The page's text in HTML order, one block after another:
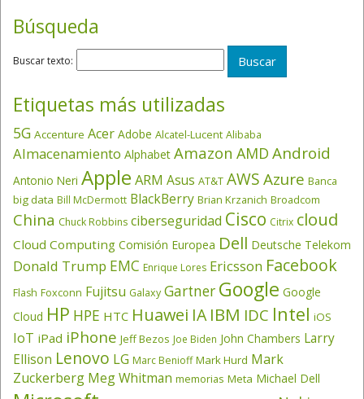
Búsqueda
Buscar texto:
Etiquetas más utilizadas
5G Accenture Acer Adobe Alcatel-Lucent Alibaba
Almacenamiento Alphabet Amazon AMD Android
Antonio Neri Apple ARM Asus AT&T AWSAzure Banca
big data Bill McDermott BlackBerry Brian Krzanich Broadcom
China Chuck Robbins ciberseguridad Cisco Citrix cloud
Cloud Computing Comisión Europea Dell Deutsche Telekom
Donald Trump EMC Enrique Lores Ericsson Facebook
Flash Foxconn Fujitsu Galaxy Gartner Google Google
Cloud HP HPE HTC Huawei IA IBM IDC Intel iOS
IoT iPad iPhone Jeff Bezos Joe Biden John Chambers Larry
Ellison Lenovo LG Marc Benioff Mark Hurd Mark
Zuckerberg Meg Whitman memorias Meta Michael Dell